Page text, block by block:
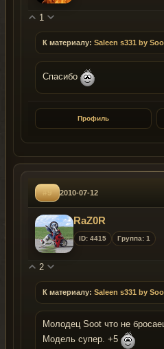
1
К материалу: Saleen s331 by
Спасибо
Профиль
#9 2010-07-12
RaZ0R
ID: 4415 Группа: 1
2
К материалу: Saleen s331 by
Молодец Soot что не
Модель супер. +5